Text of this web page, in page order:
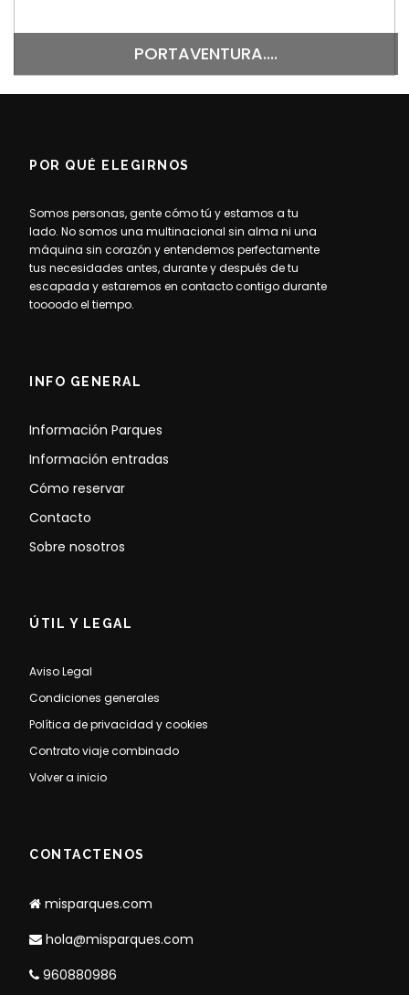
PORTAVENTURA....
POR QUÉ ELEGIRNOS
Somos personas, gente cómo tú y estamos a tu
lado. No somos una multinacional sin alma ni una
máquina sin corazón y entendemos perfectamente
tus necesidades antes, durante y después de tu
escapada y estaremos en contacto contigo durante
toooodo el tiempo.
INFO GENERAL
Información Parques
Información entradas
Cómo reservar
Contacto
Sobre nosotros
ÚTIL Y LEGAL
Aviso Legal
Condiciones generales
Política de privacidad y cookies
Contrato viaje combinado
Volver a inicio
CONTACTENOS
misparques.com
hola@misparques.com
960880986